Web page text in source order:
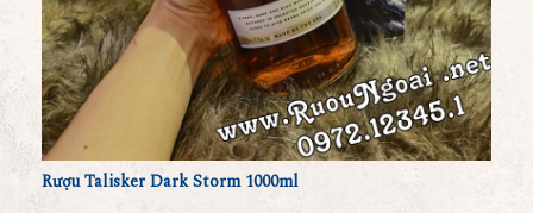
Rượu Talisker Dark Storm 1000ml